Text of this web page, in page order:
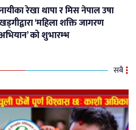
रेखा थापा र मिस नेपाल उषा
‘महिला शक्ति जागरण
को शुभारम्भ
सबै